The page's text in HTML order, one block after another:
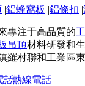
|鋁蜂窩板 |鋁條扣 |
專注于高品質的
吊頂材料研發和生
羅村聯和工業區
熱線電話